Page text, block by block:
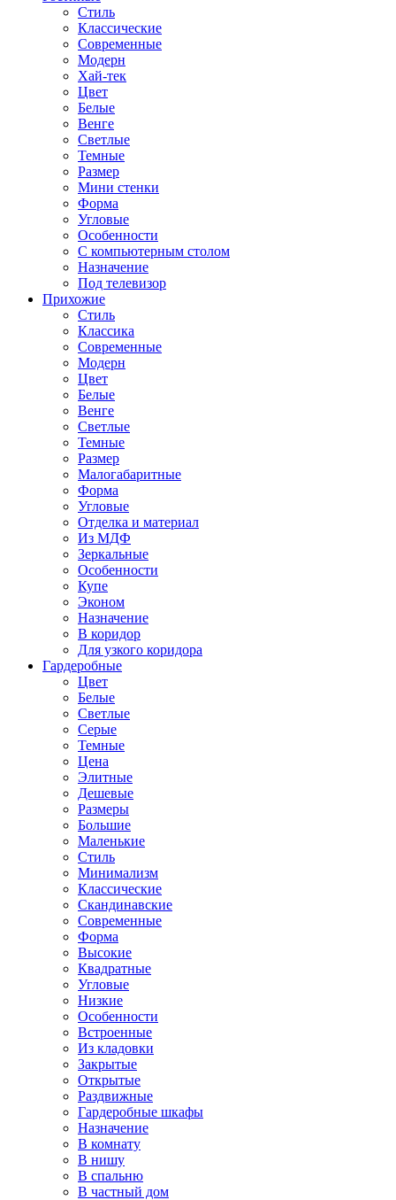
Стиль
Классические
Современные
Модерн
Хай-тек
Цвет
Белые
Венге
Светлые
Темные
Размер
Мини стенки
Форма
Угловые
Особенности
С компьютерным столом
Назначение
Под телевизор
Прихожие
Стиль
Классика
Современные
Модерн
Цвет
Белые
Венге
Светлые
Темные
Размер
Малогабаритные
Форма
Угловые
Отделка и материал
Из МДФ
Зеркальные
Особенности
Купе
Эконом
Назначение
В коридор
Для узкого коридора
Гардеробные
Цвет
Белые
Светлые
Серые
Темные
Цена
Элитные
Дешевые
Размеры
Большие
Маленькие
Стиль
Минимализм
Классические
Скандинавские
Современные
Форма
Высокие
Квадратные
Угловые
Низкие
Особенности
Встроенные
Из кладовки
Закрытые
Открытые
Раздвижные
Гардеробные шкафы
Назначение
В комнату
В нишу
В спальню
В частный дом